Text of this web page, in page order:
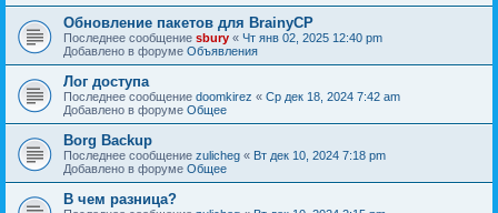
Oбновление пакетов для BrainyCP
Последнее сообщение sbury « Чт янв 02, 2025 12:40 pm
Добавлено в форуме Объявления
Лог доступа
Последнее сообщение doomkirez « Ср дек 18, 2024 7:42 am
Добавлено в форуме Общее
Borg Backup
Последнее сообщение zulicheg « Вт дек 10, 2024 7:18 pm
Добавлено в форуме Общее
В чем разница?